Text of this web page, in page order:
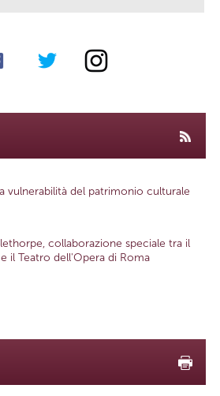
vulnerabilità del patrimonio culturale
collaborazione speciale tra il
il Teatro dell'Opera di Roma